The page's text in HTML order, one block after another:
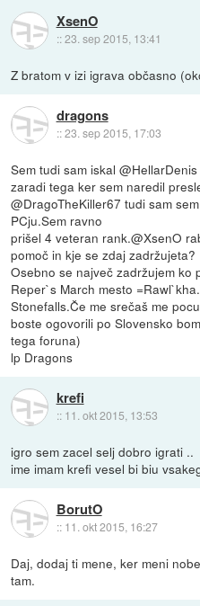
XsenO
::23. sep 2015, 13:41
Z bratom v izi igrava občasno
dragons
::23. sep 2015, 17:03
Sem tudi sam iskal
zaradi tega ker sem naredil
@DragoTheKiller67 tudi sam
PCju.Sem ravno
prišel 4 veteran rank.@XsenO
pomoč in kje se zdaj zadržujeta?
Osebno se največ zadržujem ko
Reper`s March mesto
Stonefalls.Če me srečaš me
boste ogovorili po Slovensko
tega foruna)
lp Dragons
krefi
:: 11. okt 2015, 13:53
igro sem zacel selj dobro igrati ..
ime imam krefi vesel bi biu
BorutO
:: 11. okt 2015, 16:27
Daj, dodaj ti mene, ker meni
tam.